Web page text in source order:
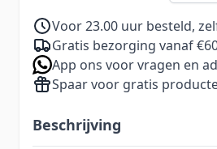
Voor 23.00 uur besteld,
Gratis bezorging vanaf
App ons voor vragen en
Spaar voor gratis
Beschrijving